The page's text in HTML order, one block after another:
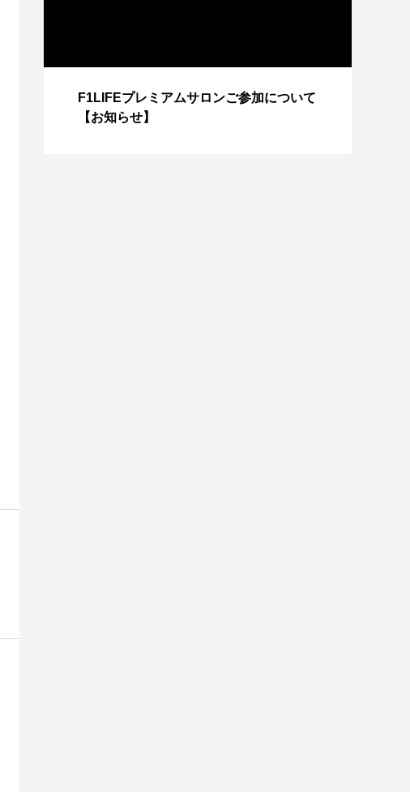
F1LIFEプレミアムサロンご参加について
【お知らせ】